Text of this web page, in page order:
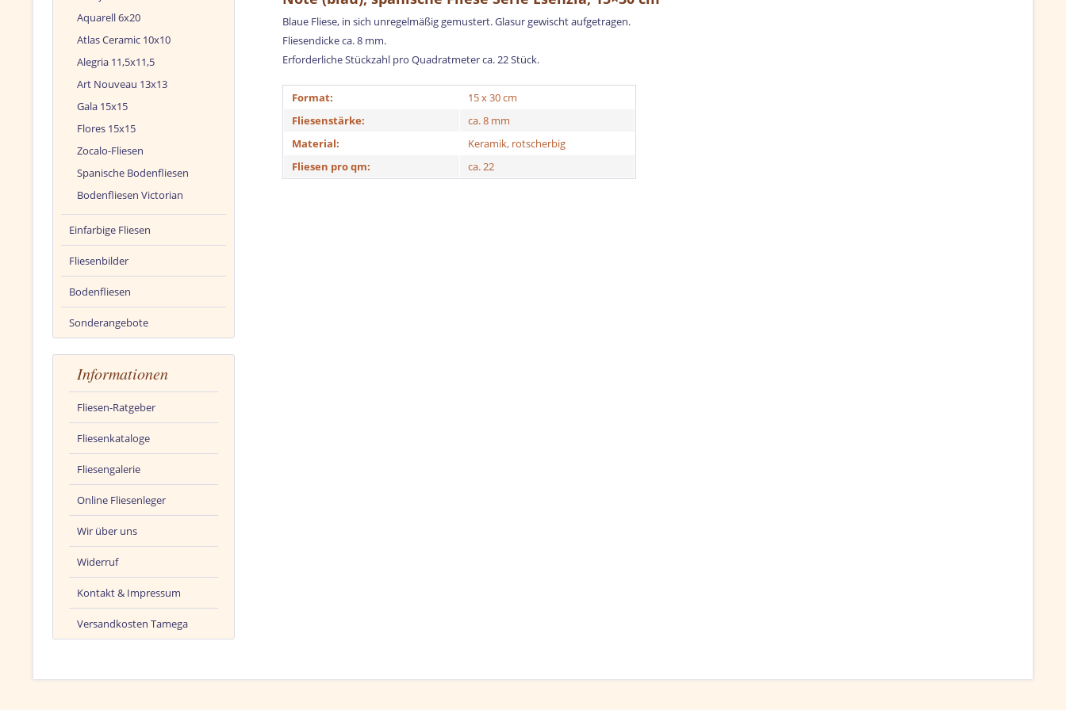
Aquarell 6x20
Atlas Ceramic 10x10
Alegria 11,5x11,5
Art Nouveau 13x13
Gala 15x15
Flores 15x15
Zocalo-Fliesen
Spanische Bodenfliesen
Bodenfliesen Victorian
Einfarbige Fliesen
Fliesenbilder
Bodenfliesen
Sonderangebote
Informationen
Fliesen-Ratgeber
Fliesenkataloge
Fliesengalerie
Online Fliesenleger
Wir über uns
Widerruf
Kontakt & Impressum
Versandkosten Tamega
Blaue Fliese, in sich unregelmäßig gemustert. Glasur gewischt aufgetragen.
Fliesendicke ca. 8 mm.
Erforderliche Stückzahl pro Quadratmeter ca. 22 Stück.
Format:
15 x 30 cm
Fliesenstärke:
ca. 8 mm
Material:
Keramik, rotscherbig
Fliesen pro qm:
ca. 22